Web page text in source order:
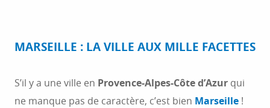
3 Nice
MARSEILLE : LA VILLE AUX MILLE FACETTES
S’il y a une ville en Provence-Alpes-Côte d’Azur qui
ne manque pas de caractère, c’est bien Marseille !